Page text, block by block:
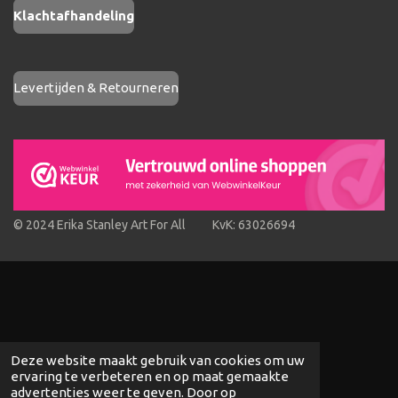
Deze website maakt gebruik van cookies om uw
ervaring te verbeteren en op maat gemaakte
advertenties weer te geven. Door op
Klachtafhandeling
Levertijden & Retourneren
© 2024 Erika Stanley Art For All KvK: 63026694